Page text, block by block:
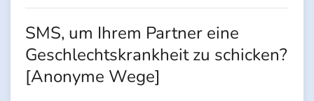
SMS, um Ihrem Partner eine
Geschlechtskrankheit zu schicken?
[Anonyme Wege]